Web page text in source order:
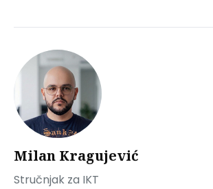
Milan Kragujević
Stručnjak za IKT